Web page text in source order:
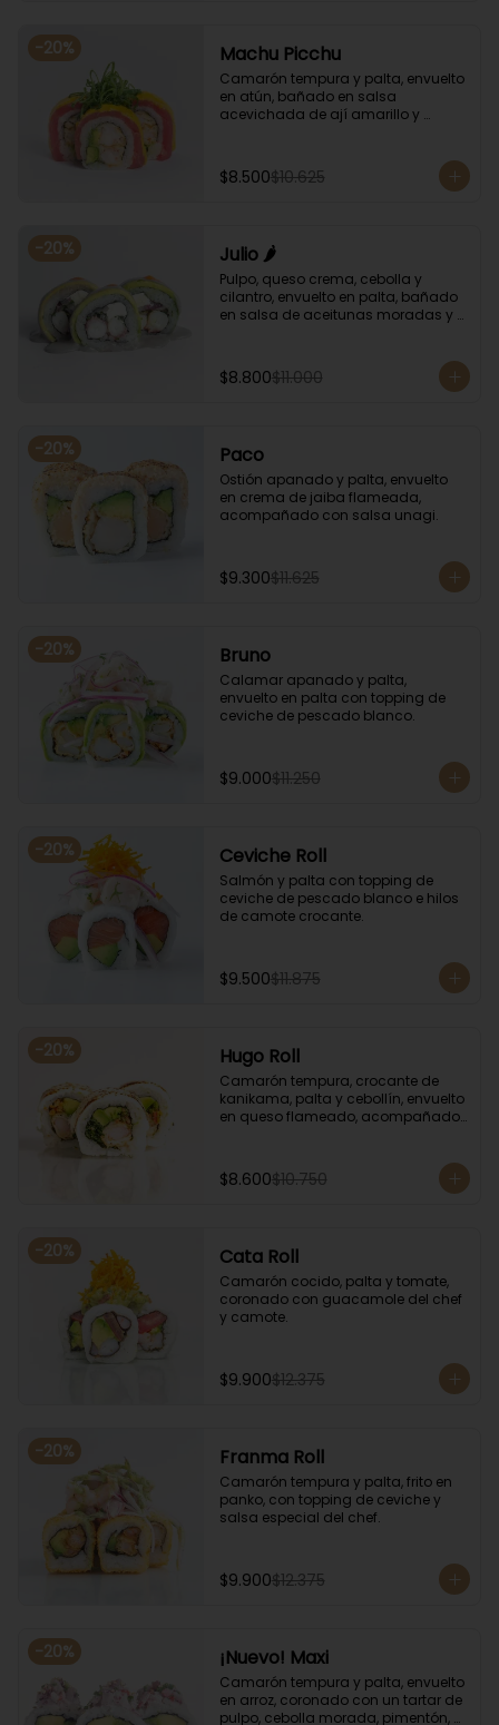
-20% Machu Picchu
Camarón tempura y palta, envuelto
en atún, bañado en salsa
acevichada de ají amarillo y
$8.500$10.625
-20% Julio 🌶️
Pulpo, queso crema, cebolla y
cilantro, envuelto en palta, bañado
en salsa de aceitunas moradas y
$8.800$11.000
-20% Paco
Ostión apanado y palta, envuelto
en crema de jaiba flameada,
acompañado con salsa unagi.
$9.300$11.625
-20% Bruno
Calamar apanado y palta,
envuelto en palta con topping de
ceviche de pescado blanco.
$9.000$11.250
-20% Ceviche Roll
Salmón y palta con topping de
ceviche de pescado blanco e hilos
de camote crocante.
$9.500$11.875
-20% Hugo Roll
Camarón tempura, crocante de
kanikama, palta y cebollín, envuelto
en queso flameado, acompañado
$8.600$10.750
-20% Cata Roll
Camarón cocido, palta y tomate,
coronado con guacamole del chef
y camote.
$9.900$12.375
-20% Franma Roll
Camarón tempura y palta, frito en
panko, con topping de ceviche y
salsa especial del chef.
$9.900$12.375
-20% ¡Nuevo! Maxi
Camarón tempura y palta, envuelto
en arroz, coronado con un tartar de
pulpo, cebolla morada, pimentón,